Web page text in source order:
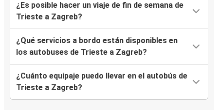
¿Es posible hacer un viaje de fin de semana de
Trieste a Zagreb?
¿Qué servicios a bordo están disponibles en
los autobuses de Trieste a Zagreb?
¿Cuánto equipaje puedo llevar en el autobús de
Trieste a Zagreb?